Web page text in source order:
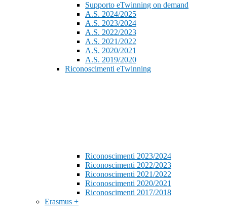
Supporto eTwinning on demand
A.S. 2024/2025
A.S. 2023/2024
A.S. 2022/2023
A.S. 2021/2022
A.S. 2020/2021
A.S. 2019/2020
Riconoscimenti eTwinning
Riconoscimenti 2023/2024
Riconoscimenti 2022/2023
Riconoscimenti 2021/2022
Riconoscimenti 2020/2021
Riconoscimenti 2017/2018
Erasmus +